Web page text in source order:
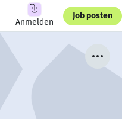
Anmelden
Job posten